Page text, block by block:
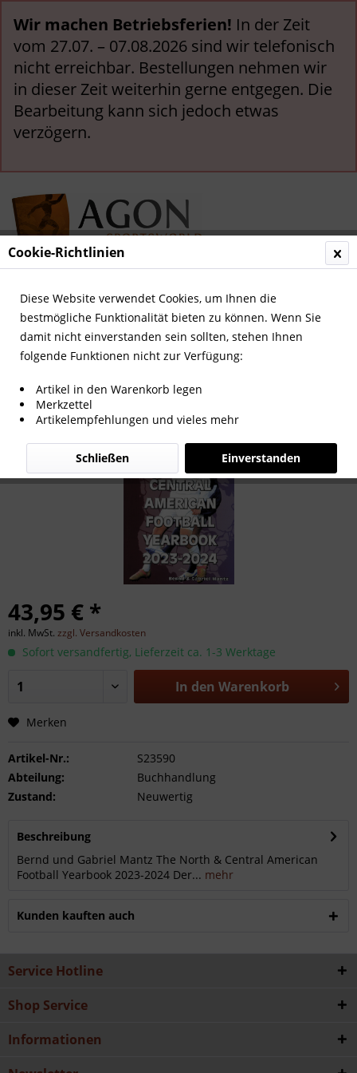
Wir machen Betriebsferien! In der Zeit
vom 27.07. – 07.08.2026 sind wir telefonisch
nicht erreichbar. Bestellungen nehmen wir
in dieser Zeit weiterhin gerne entgegen. Die
Bearbeitung kann sich jedoch etwas
verzögern.
Menü
Übersicht Weltfußball
Yearbook 2023-2024
43,95 € *
inkl. MwSt. zzgl. Versandkosten
Sofort versandfertig, Lieferzeit ca. 1-3 Werktage
In den Warenkorb
Merken
Artikel-Nr.:
S23590
Abteilung:
Buchhandlung
Zustand:
Neuwertig
Beschreibung
Bernd und Gabriel Mantz The North & Central American
Football Yearbook 2023-2024 Der... mehr
Kunden kauften auch
Service Hotline
Shop Service
Informationen
Cookie-Richtlinien
Diese Website verwendet Cookies, um Ihnen die
bestmögliche Funktionalität bieten zu können. Wenn Sie
damit nicht einverstanden sein sollten, stehen Ihnen
folgende Funktionen nicht zur Verfügung:
Artikel in den Warenkorb legen
Merkzettel
Artikelempfehlungen und vieles mehr
Einverstanden
Schließen